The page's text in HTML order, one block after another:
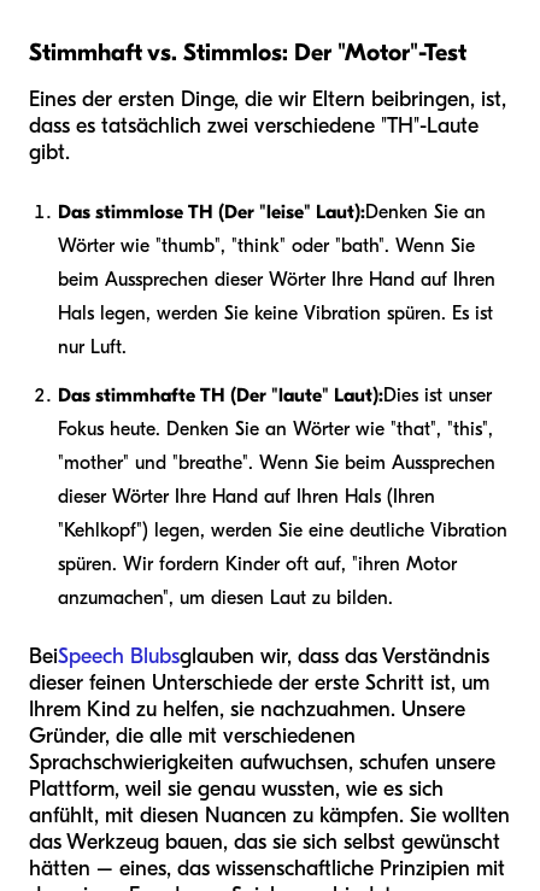
Stimmhaft vs. Stimmlos: Der "Motor"-Test
Eines der ersten Dinge, die wir Eltern beibringen, ist,
dass es tatsächlich zwei verschiedene "TH"-Laute
gibt.
Das stimmlose TH (Der "leise" Laut):Denken Sie an
Wörter wie "thumb", "think" oder "bath". Wenn Sie
beim Aussprechen dieser Wörter Ihre Hand auf Ihren
Hals legen, werden Sie keine Vibration spüren. Es ist
nur Luft.
Das stimmhafte TH (Der "laute" Laut):Dies ist unser
Fokus heute. Denken Sie an Wörter wie "that", "this",
"mother" und "breathe". Wenn Sie beim Aussprechen
dieser Wörter Ihre Hand auf Ihren Hals (Ihren
"Kehlkopf") legen, werden Sie eine deutliche Vibration
spüren. Wir fordern Kinder oft auf, "ihren Motor
anzumachen", um diesen Laut zu bilden.
BeiSpeech Blubsglauben wir, dass das Verständnis
dieser feinen Unterschiede der erste Schritt ist, um
Ihrem Kind zu helfen, sie nachzuahmen. Unsere
Gründer, die alle mit verschiedenen
Sprachschwierigkeiten aufwuchsen, schufen unsere
Plattform, weil sie genau wussten, wie es sich
anfühlt, mit diesen Nuancen zu kämpfen. Sie wollten
das Werkzeug bauen, das sie sich selbst gewünscht
hätten – eines, das wissenschaftliche Prinzipien mit